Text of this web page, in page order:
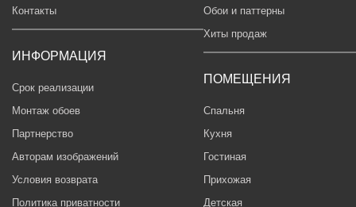
Контакты
ИНФОРМАЦИЯ
Срок реализации
Монтаж обоев
Партнерство
Авторам изображений
Условия возврата
Политика приватности
Обои и паттерны
Хиты продаж
ПОМЕЩЕНИЯ
Спальня
Кухня
Гостиная
Прихожая
Детская